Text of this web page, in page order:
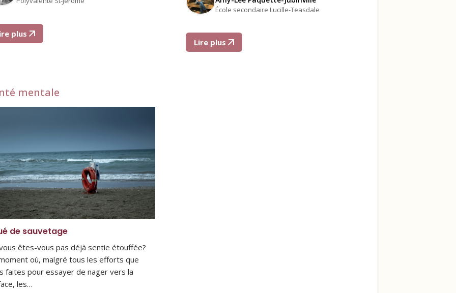
plus
École secondaire Lucille-Teasdale
Lire plus
mentale
de sauvetage
êtes-vous pas déjà sentie étouffée?
où, malgré tous les efforts que
faites pour essayer de nager vers la
les…